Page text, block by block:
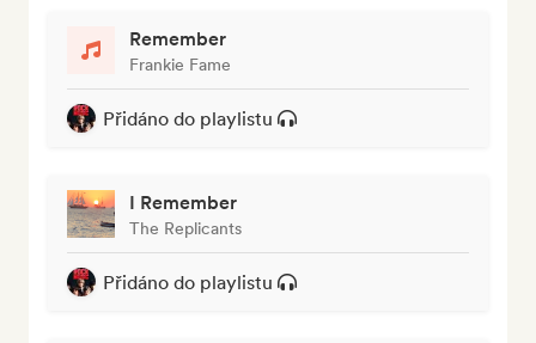
Remember
Frankie Fame
Přidáno do playlistu
I Remember
The Replicants
Přidáno do playlistu